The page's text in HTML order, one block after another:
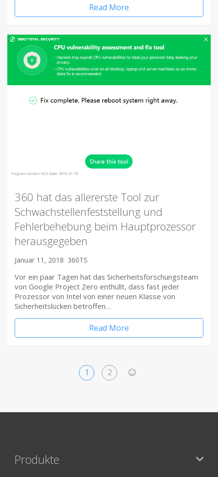
Read More
360 hat das allererste Tool zur
Schwachstellenfeststellung und
Fehlerbehebung beim Hauptprozessor
herausgegeben
Januar 11, 2018 360TS
Vor ein paar Tagen hat das Sicherheitsforschungsteam
von Google Project Zero enthüllt, dass fast jeder
Prozessor von Intel von einer neuen Klasse von
Sicherheitslücken betroffen…
Read More
1 2
Produkte